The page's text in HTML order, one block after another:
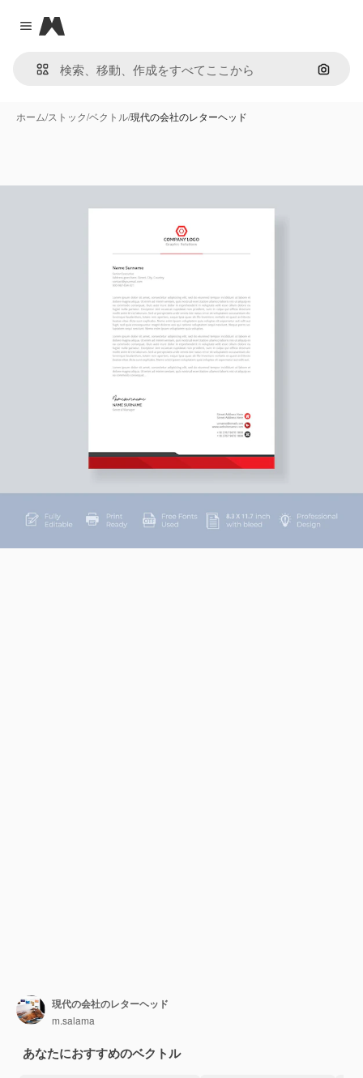
Close menu
Magnific
画像で
ホーム/ストック/ベクトル/現代の会社のレターヘッド
現代の会社のレターヘッド
m.salama
あなたにおすすめのベクトル